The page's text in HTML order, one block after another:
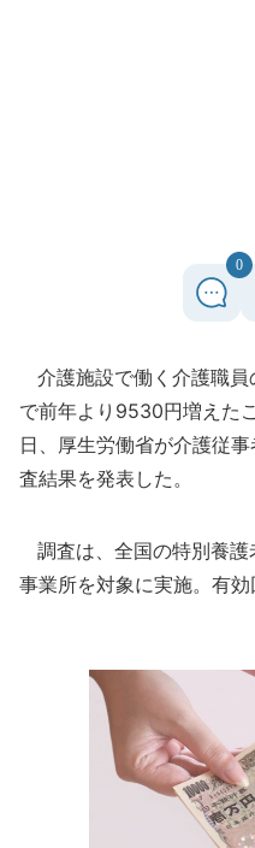
0
介護施設で働く介護職
で前年より9530円増えた
日、厚生労働省が介護従
査結果を発表した。
調査は、全国の特別養護
事業所を対象に実施。有効